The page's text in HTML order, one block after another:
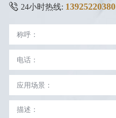
24小时热线: 13925220380